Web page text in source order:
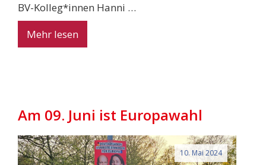
BV-Kolleg*innen Hanni …
Mehr lesen
Am 09. Juni ist Europawahl
10. Mai 2024